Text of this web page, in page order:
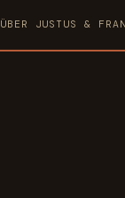
ÜBER JUSTUS &